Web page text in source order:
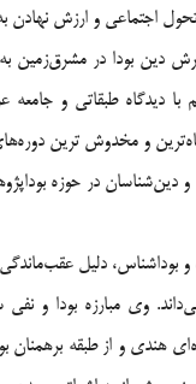
اجتماعي و ارزش نهادن
دين بودا در مشرق‌زمين
با ديدگاه طبقاتي و
و مخدوش ترين
و دين‌شناسان در حوزه
و بوداشناس، دليل
وي مبارزه بودا و
هندي و از طبقه